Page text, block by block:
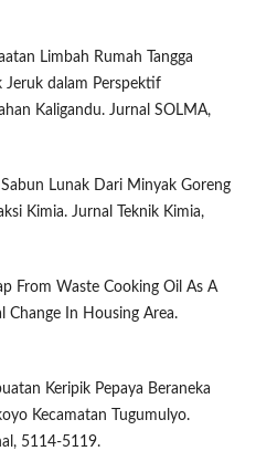
Limbah Rumah Tangga
Jeruk dalam Perspektif
Kaligandu. Jurnal SOLMA,
Lunak Dari Minyak Goreng
Kimia. Jurnal Teknik Kimia,
From Waste Cooking Oil As A
Change In Housing Area.
Keripik Pepaya Beraneka
Kecamatan Tugumulyo.
5114-5119.